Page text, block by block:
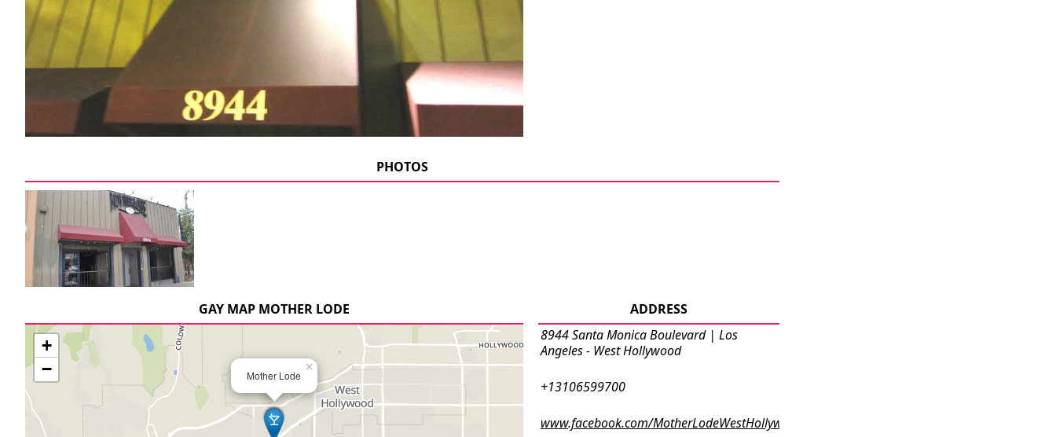
PHOTOS
ADDRESS
8944 Santa Monica Boulevard | Los
Angeles - West Hollywood
+13106599700
www.facebook.com/MotherLodeWestHollywood
GAY MAP MOTHER LODE
Mother Lode
×
+
−